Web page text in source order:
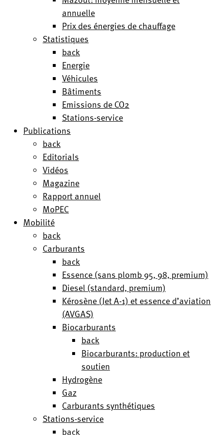
annuelle
Prix des énergies de chauffage
Statistiques
back
Energie
Véhicules
Bâtiments
Emissions de CO2
Stations-service
Publications
back
Editorials
Vidéos
Magazine
Rapport annuel
MoPEC
Mobilité
back
Carburants
back
Essence (sans plomb 95, 98, premium)
Diesel (standard, premium)
Kérosène (Jet A-1) et essence d’aviation
(AVGAS)
Biocarburants
back
Biocarburants: production et
soutien
Hydrogène
Gaz
Carburants synthétiques
Stations-service
back